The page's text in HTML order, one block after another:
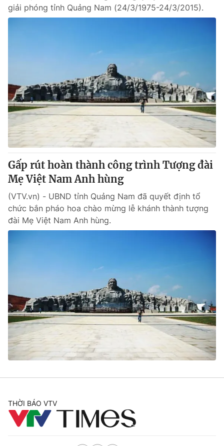
giải phóng tỉnh Quảng Nam (24/3/1975-24/3/2015).
Gấp rút hoàn thành công trình Tượng đài
Mẹ Việt Nam Anh hùng
(VTV.vn) - UBND tỉnh Quảng Nam đã quyết định tổ
chức bắn pháo hoa chào mừng lễ khánh thành tượng
đài Mẹ Việt Nam Anh hùng.
THỜI BÁO VTV